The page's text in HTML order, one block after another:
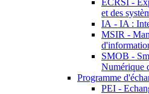
ECRSI -
et des
IA - IA :
MSIR -
SMOB -
Numérique
Programme
PEI -